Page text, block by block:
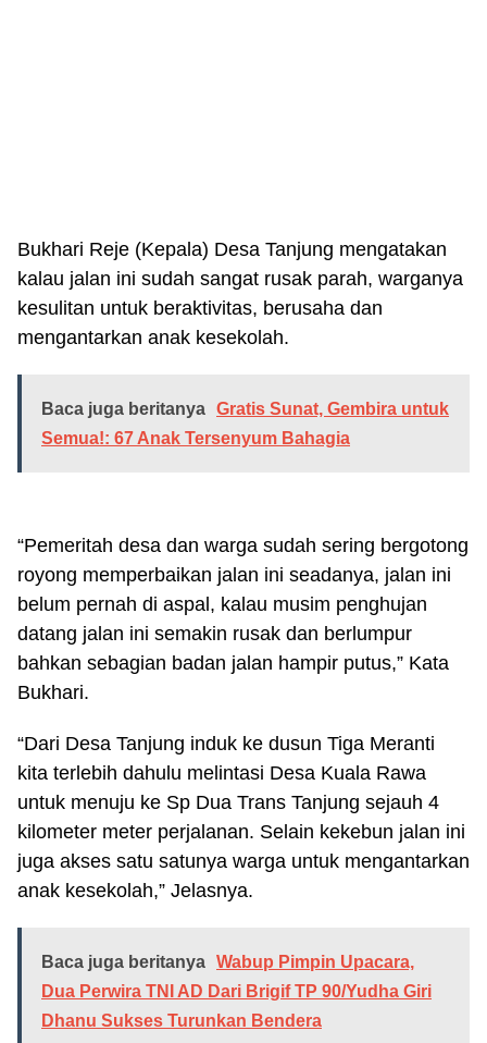
Bukhari Reje (Kepala) Desa Tanjung mengatakan
kalau jalan ini sudah sangat rusak parah, warganya
kesulitan untuk beraktivitas, berusaha dan
mengantarkan anak kesekolah.
Baca juga beritanya Gratis Sunat, Gembira untuk
Semua!: 67 Anak Tersenyum Bahagia
“Pemeritah desa dan warga sudah sering bergotong
royong memperbaikan jalan ini seadanya, jalan ini
belum pernah di aspal, kalau musim penghujan
datang jalan ini semakin rusak dan berlumpur
bahkan sebagian badan jalan hampir putus,” Kata
Bukhari.
“Dari Desa Tanjung induk ke dusun Tiga Meranti
kita terlebih dahulu melintasi Desa Kuala Rawa
untuk menuju ke Sp Dua Trans Tanjung sejauh 4
kilometer meter perjalanan. Selain kekebun jalan ini
juga akses satu satunya warga untuk mengantarkan
anak kesekolah,” Jelasnya.
Baca juga beritanya Wabup Pimpin Upacara,
Dua Perwira TNI AD Dari Brigif TP 90/Yudha Giri
Dhanu Sukses Turunkan Bendera